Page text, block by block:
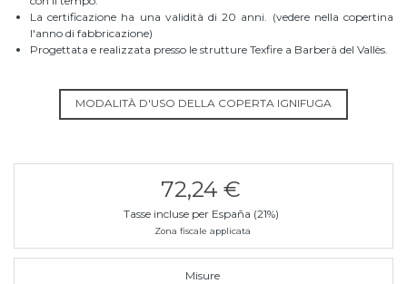
La certificazione ha una validità di 20 anni. (vedere nella copertina
l'anno di fabbricazione)
Progettata e realizzata presso le strutture Texfire a Barberà del Vallès.
MODALITÀ D'USO DELLA COPERTA IGNIFUGA
72,24 €
Tasse incluse per España (21%)
Zona fiscale applicata
Misure